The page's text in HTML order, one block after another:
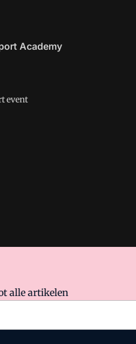
Academy
event
is onderdeel van VMN media.
alle artikelen